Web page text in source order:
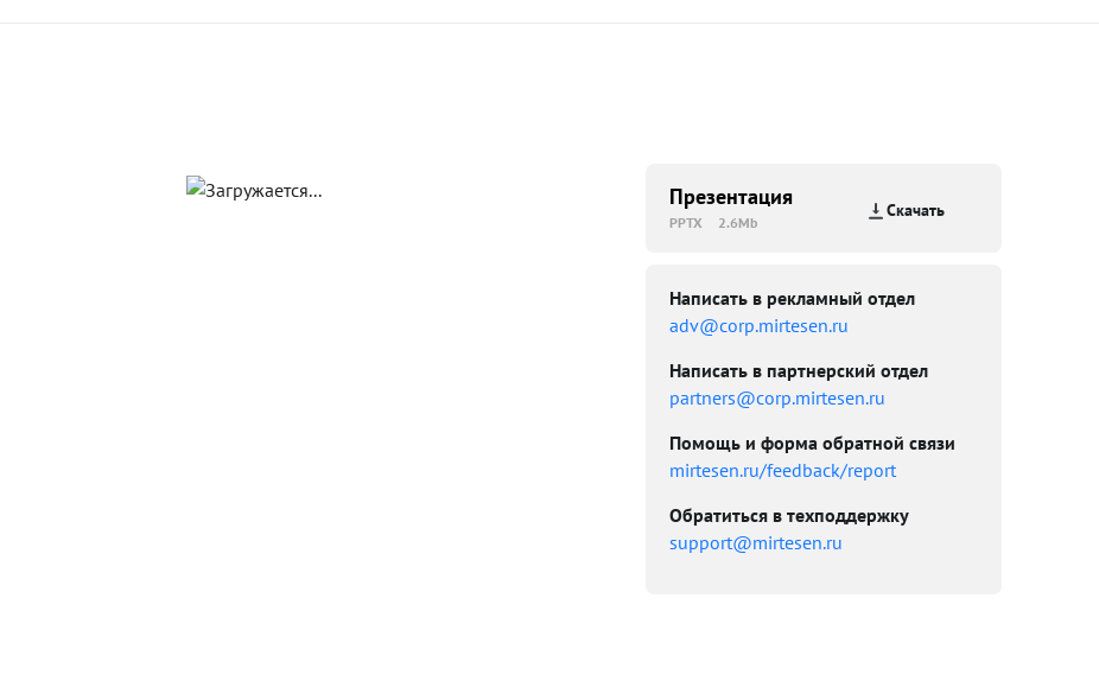
Презентация
PPTX 2.6Mb
Скачать
Написать в рекламный отдел
adv@corp.mirtesen.ru
Написать в партнерский отдел
partners@corp.mirtesen.ru
Помощь и форма обратной связи
mirtesen.ru/feedback/report
Обратиться в техподдержку
support@mirtesen.ru